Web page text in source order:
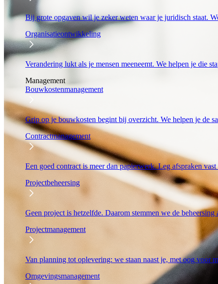
Bij grote opgaven wil je zeker weten waar je juridisch staat.
Organisatieontwikkeling
Verandering lukt als je mensen meeneemt. We helpen je die
Management
Bouwkostenmanagement
Grip op je bouwkosten begint bij overzicht. We helpen je de
Contractmanagement
Een goed contract is meer dan papierwerk. Leg afspraken
Projectbeheersing
Geen project is hetzelfde. Daarom stemmen we de
Projectmanagement
Van planning tot oplevering: we staan naast je, met oog voor
Omgevingsmanagement